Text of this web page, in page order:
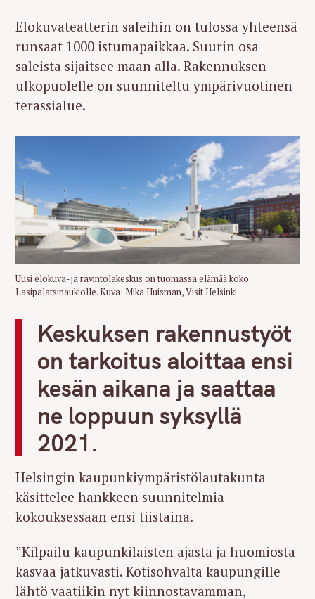
Elokuvateatterin saleihin on tulossa yhteensä
runsaat 1000 istumapaikkaa. Suurin osa
saleista sijaitsee maan alla. Rakennuksen
ulkopuolelle on suunniteltu ympärivuotinen
terassialue.
Uusi elokuva- ja ravintolakeskus on tuomassa elämää koko
Lasipalatsinaukiolle. Kuva: Mika Huisman, Visit Helsinki.
Keskuksen rakennustyöt
on tarkoitus aloittaa ensi
kesän aikana ja saattaa
ne loppuun syksyllä
2021.
Helsingin kaupunkiympäristölautakunta
käsittelee hankkeen suunnitelmia
kokouksessaan ensi tiistaina.
”Kilpailu kaupunkilaisten ajasta ja huomiosta
kasvaa jatkuvasti. Kotisohvalta kaupungille
lähtö vaatiikin nyt kiinnostavamman,